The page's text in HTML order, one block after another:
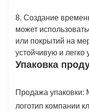
8. Создание
может
или покрытий на
устойчивую и легко
Упаковка
Продажа упаковки:
логотип компании